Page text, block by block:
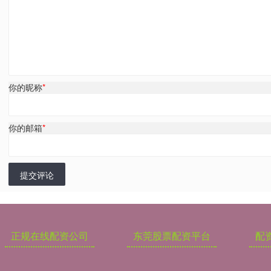
你的昵称*
你的邮箱*
提交评论
正规在线配资公司 东莞股票配资平台 配